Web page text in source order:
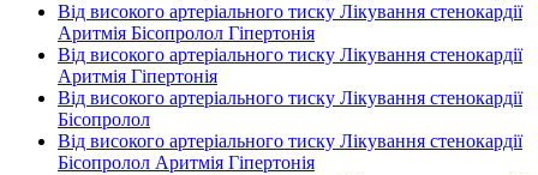
Від високого артеріального тиску Лікування стенокардії
Аритмія Бісопролол Гіпертонія
Від високого артеріального тиску Лікування стенокардії
Аритмія Гіпертонія
Від високого артеріального тиску Лікування стенокардії
Бісопролол
Від високого артеріального тиску Лікування стенокардії
Бісопролол Аритмія Гіпертонія